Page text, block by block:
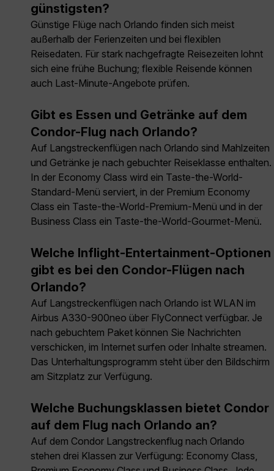
günstigsten?
Günstige Flüge nach Orlando finden sich meist
außerhalb der Ferienzeiten und bei flexiblen
Reisedaten. Für stark nachgefragte Reisezeiten lohnt
sich eine frühe Buchung; flexible Reisende können
auch Last-Minute-Angebote prüfen.
Gibt es Essen und Getränke auf dem
Condor-Flug nach Orlando?
Auf Langstreckenflügen nach Orlando sind Mahlzeiten
und Getränke je nach gebuchter Reiseklasse enthalten.
In der Economy Class wird ein Taste-the-World-
Standard-Menü serviert, in der Premium Economy
Class ein Taste-the-World-Premium-Menü und in der
Business Class ein Taste-the-World-Gourmet-Menü.
Welche Inflight-Entertainment-Optionen
gibt es bei den Condor-Flügen nach
Orlando?
Auf Langstreckenflügen nach Orlando ist WLAN im
Airbus A330-900neo über FlyConnect verfügbar. Je
nach gebuchtem Paket können Sie Nachrichten
verschicken, im Internet surfen oder Inhalte streamen.
Das Unterhaltungsprogramm steht über den Bildschirm
am Sitzplatz zur Verfügung.
Welche Buchungsklassen bietet Condor
auf dem Flug nach Orlando an?
Auf dem Condor Langstreckenflug nach Orlando
stehen drei Klassen zur Verfügung: Economy Class,